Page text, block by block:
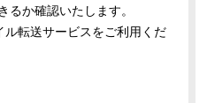
るか確認いたします。
転送サービスをご利用くだ